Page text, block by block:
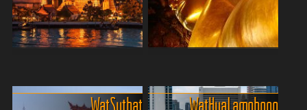
Gelände im 19. Jahrhundert
ein Handelsposten
chinesischer H...
miteinander verschmelz...
Der vollständige Name des
Pho